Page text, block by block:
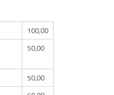
100,00
50,00
50,00